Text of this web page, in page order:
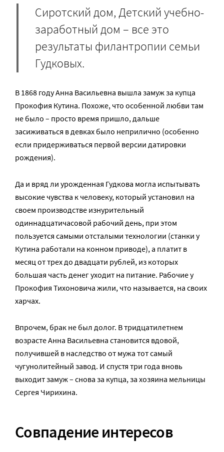
Сиротский дом, Детский учебно-
заработный дом – все это
результаты филантропии семьи
Гудковых.
В 1868 году Анна Васильевна вышла замуж за купца
Прокофия Кутина. Похоже, что особенной любви там
не было – просто время пришло, дальше
засиживаться в девках было неприлично (особенно
если придерживаться первой версии датировки
рождения).
Да и вряд ли урожденная Гудкова могла испытывать
высокие чувства к человеку, который установил на
своем производстве изнурительный
одиннадцатичасовой рабочий день, при этом
пользуется самыми отсталыми технологии (станки у
Кутина работали на конном приводе), а платит в
месяц от трех до двадцати рублей, из которых
большая часть денег уходит на питание. Рабочие у
Прокофия Тихоновича жили, что называется, на своих
харчах.
Впрочем, брак не был долог. В тридцатилетнем
возрасте Анна Васильевна становится вдовой,
получившей в наследство от мужа тот самый
чугунолитейный завод. И спустя три года вновь
выходит замуж – снова за купца, за хозяина мельницы
Сергея Чирихина.
Совпадение интересов